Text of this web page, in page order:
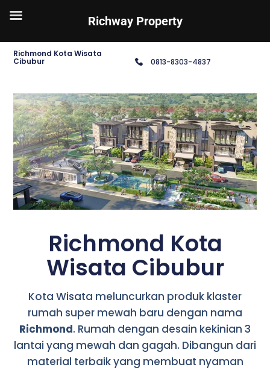
Richmond Kota Wisata
Cibubur 0813-8303-4837
Richmond Kota
Wisata Cibubur
Kota Wisata meluncurkan produk klaster
rumah super mewah baru dengan nama
Richmond. Rumah dengan desain kekinian 3
lantai yang mewah dan gagah. Dibangun dari
material terbaik yang membuat nyaman
Richway Property